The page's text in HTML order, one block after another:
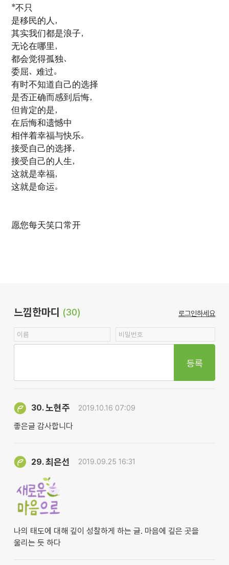
*不只
是移民的人，
其实我们都是浪子，
无论在哪里，
都会觉得孤独、
委屈、难过。
有时不知道自己的选择
是否正确而感到后悔，
但肯定的是，
在后悔和遗憾中
相伴着幸福与快乐。
接受自己的选择，
接受自己的人生，
这就是幸福，
这就是命运。
愿您每天笑口常开
느낌한마디 (30) 로그인하세요
등록
30.노현주 2019.10.16 07:09
좋은글 감사합니다
29.최은선 2019.09.25 16:31
나의 태도에 대해 깊이 성찰하게 하는 글. 마음에 깊은 곳을
울리는 듯 하다